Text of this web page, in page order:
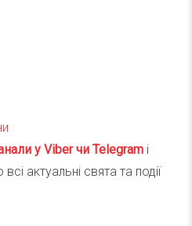
у Viber чи Telegram і
актуальні свята та події